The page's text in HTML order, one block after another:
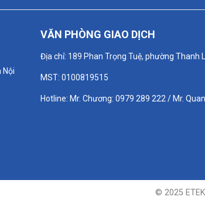
Nội
VĂN PHÒNG GIAO DỊCH
Địa chỉ: 189 Phan Trọng Tuệ, phường Thanh
MST: 0100819515
Hotline: Mr. Chương: 0979 289 222 / Mr.
© 2025